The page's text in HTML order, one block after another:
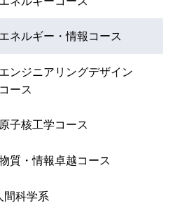
人間医療科学技術コース
物質・情報卓越コース
人間医療科学技術コース
物質・情報卓越コース
物質・情報卓越コース
エネルギー・情報コース
エンジニアリングデザイン
コース
原子核工学コース
質・情報卓越コース
間科学系